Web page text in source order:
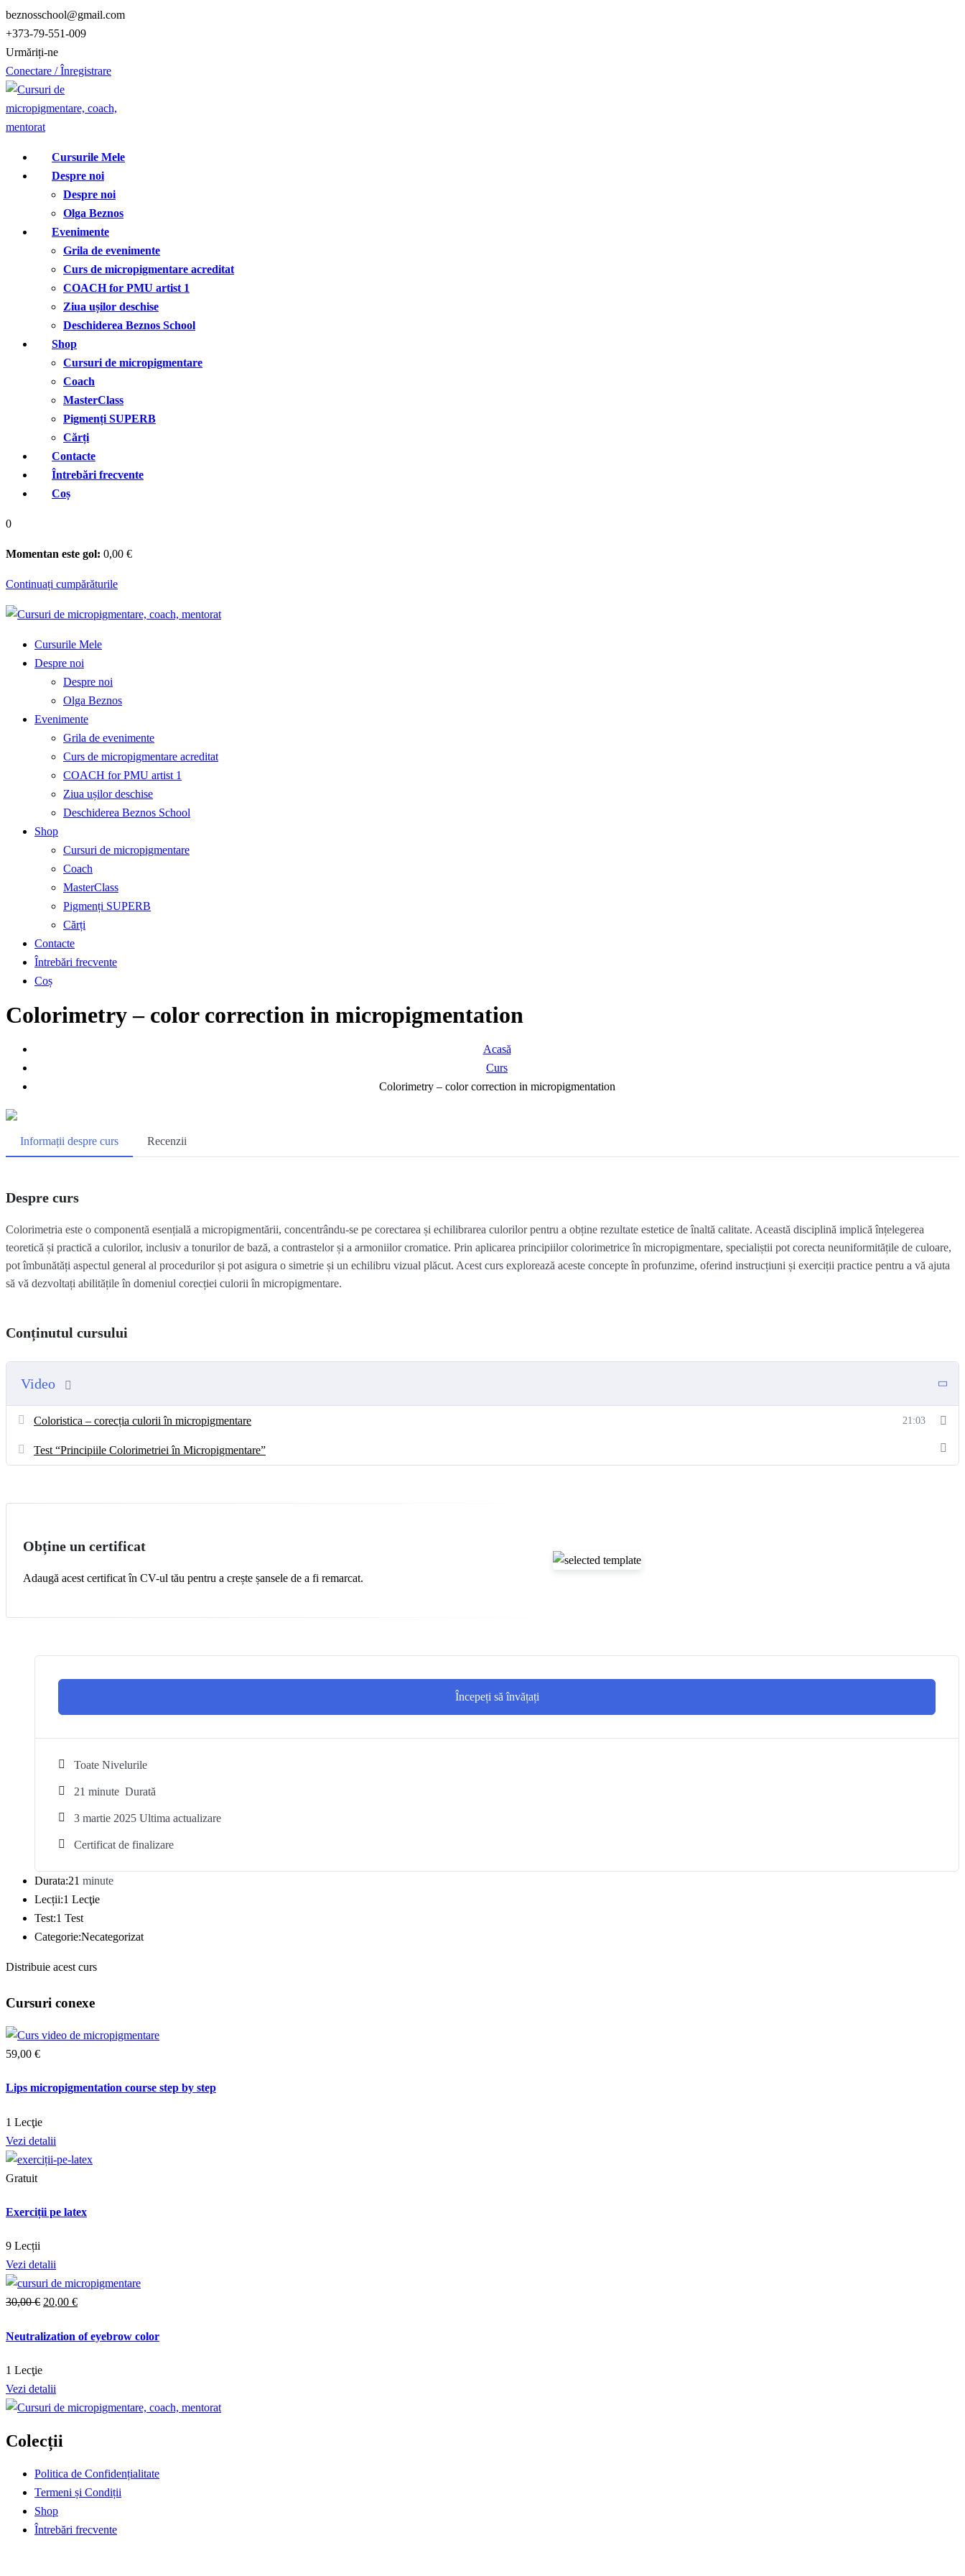
Treci
la
conținut
beznosschool@gmail.com
+373-79-551-009
Urmăriți-ne
Conectare / Înregistrare
Cursurile Mele
Despre noi
Despre noi
Olga Beznos
Evenimente
Grila de evenimente
Curs de micropigmentare acreditat
COACH for PMU artist 1
Ziua ușilor deschise
Deschiderea Beznos School
Shop
Cursuri de micropigmentare
Coach
MasterClass
Pigmenți SUPERB
Cărți
Contacte
Întrebări frecvente
Coș
0
Momentan este gol: 0,00 €
Continuați cumpărăturile
Cursurile Mele
Despre noi
Despre noi
Olga Beznos
Evenimente
Grila de evenimente
Curs de micropigmentare acreditat
COACH for PMU artist 1
Ziua ușilor deschise
Deschiderea Beznos School
Shop
Cursuri de micropigmentare
Coach
MasterClass
Pigmenți SUPERB
Cărți
Contacte
Întrebări frecvente
Coș
Colorimetry – color correction in micropigmentation
Acasă
Curs
Colorimetry – color correction in micropigmentation
Informații despre curs Recenzii
Despre curs
Colorimetria este o componentă esențială a micropigmentării, concentrându-se pe corectarea și echilibrarea culorilor pentru a obține rezultate estetice de înaltă calitate. Această disciplină implică înțelegerea
teoretică și practică a culorilor, inclusiv a tonurilor de bază, a contrastelor și a armoniilor cromatice. Prin aplicarea principiilor colorimetrice în micropigmentare, specialiștii pot corecta neuniformitățile de culoare,
pot îmbunătăți aspectul general al procedurilor și pot asigura o simetrie și un echilibru vizual plăcut. Acest curs explorează aceste concepte în profunzime, oferind instrucțiuni și exerciții practice pentru a vă ajuta
să vă dezvoltați abilitățile în domeniul corecției culorii în micropigmentare.
Conținutul cursului
Video
Coloristica – corecția culorii în micropigmentare 21:03
Test “Principiile Colorimetriei în Micropigmentare”
Obține un certificat
Adaugă acest certificat în CV-ul tău pentru a crește șansele de a fi remarcat.
Începeți să învățați
Toate Nivelurile
21 minute Durată
3 martie 2025 Ultima actualizare
Certificat de finalizare
Durata:21 minute
Lecții:1 Lecţie
Test:1 Test
Categorie:Necategorizat
Distribuie acest curs
Cursuri conexe
59,00 €
Lips micropigmentation course step by step
1 Lecţie
Vezi detalii
Gratuit
Exerciții pe latex
9 Lecții
Vezi detalii
30,00 € Prețul
a
20,00 €Prețul
este:
Neutralization of eyebrow color
1 Lecţie
Vezi detalii
Colecții
Politica de Confidențialitate
Termeni și Condiții
Shop
Întrebări frecvente